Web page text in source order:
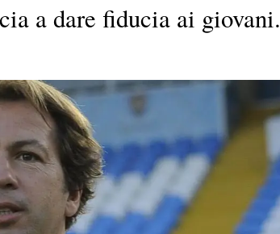
a dare fiducia ai giovani.